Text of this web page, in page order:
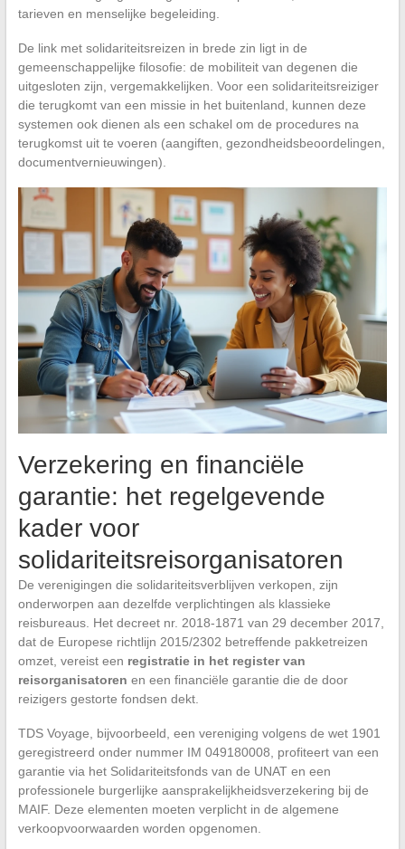
tarieven en menselijke begeleiding.
De link met solidariteitsreizen in brede zin ligt in de
gemeenschappelijke filosofie: de mobiliteit van degenen die
uitgesloten zijn, vergemakkelijken. Voor een solidariteitsreiziger
die terugkomt van een missie in het buitenland, kunnen deze
systemen ook dienen als een schakel om de procedures na
terugkomst uit te voeren (aangiften, gezondheidsbeoordelingen,
documentvernieuwingen).
Verzekering en financiële
garantie: het regelgevende
kader voor
solidariteitsreisorganisatoren
De verenigingen die solidariteitsverblijven verkopen, zijn
onderworpen aan dezelfde verplichtingen als klassieke
reisbureaus. Het decreet nr. 2018-1871 van 29 december 2017,
dat de Europese richtlijn 2015/2302 betreffende pakketreizen
omzet, vereist een registratie in het register van
reisorganisatoren en een financiële garantie die de door
reizigers gestorte fondsen dekt.
TDS Voyage, bijvoorbeeld, een vereniging volgens de wet 1901
geregistreerd onder nummer IM 049180008, profiteert van een
garantie via het Solidariteitsfonds van de UNAT en een
professionele burgerlijke aansprakelijkheidsverzekering bij de
MAIF. Deze elementen moeten verplicht in de algemene
verkoopvoorwaarden worden opgenomen.